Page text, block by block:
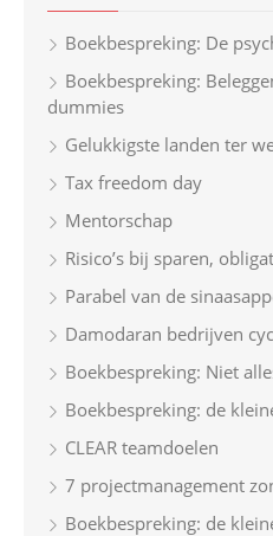
f
o
r
:
Boekbespreking: De
Boekbespreking:
dummies
Gelukkigste landen ter
Tax freedom day
Mentorschap
Risico’s bij sparen,
Parabel van de
Damodaran bedrijven
Boekbespreking: Niet
Boekbespreking: de
CLEAR teamdoelen
7 projectmanagement
Boekbespreking: de